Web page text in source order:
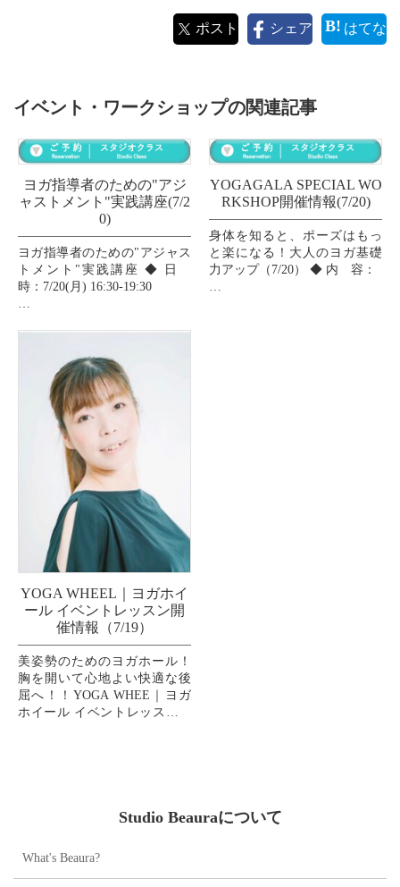
ポスト シェア はてな
イベント・ワークショップの関連記事
ヨガ指導者のための"アジ
ャストメント"実践講座(7/2
0)
ヨガ指導者のための"アジャス
トメント"実践講座 ◆ 日
時：7/20(月) 16:30-19:30
アジャストメントは、より安
全で快適にポーズへ導くため
の大切なコミュニケーショ...
YOGAGALA SPECIAL WO
RKSHOP開催情報(7/20)
身体を知ると、ポーズはもっ
と楽になる！大人のヨガ基礎
力アップ（7/20） ◆ 内 容：
YOGA WHEEL｜ヨガホイ
ール イベントレッスン開
催情報（7/19）
美姿勢のためのヨガホール！
胸を開いて心地よい快適な後
屈へ！！YOGA WHEE｜ヨガ
ホイール イベントレッスン開
Studio Beauraについて
What's Beaura?